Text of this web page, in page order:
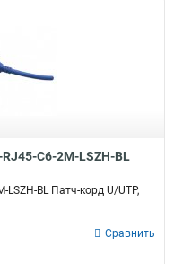
C6-2M-LSZH-BL
LSZH-BL Патч-корд U/UTP,
Сравнить